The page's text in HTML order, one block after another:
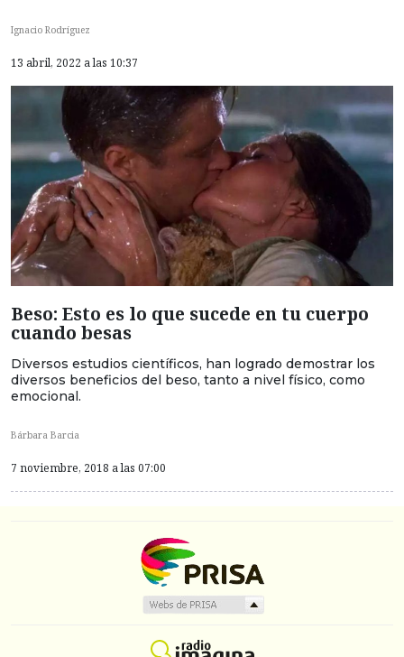
Ignacio Rodríguez
13 abril, 2022 a las 10:37
Beso: Esto es lo que sucede en tu cuerpo
cuando besas
Diversos estudios científicos, han logrado demostrar los
diversos beneficios del beso, tanto a nivel físico, como
emocional.
Bárbara Barcia
7 noviembre, 2018 a las 07:00